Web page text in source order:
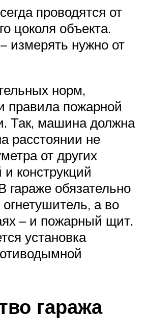
проводятся от
цоколя объекта.
измерять нужно от
норм,
правила пожарной
Так, машина должна
расстоянии не
от других
конструкций
обязательно
а во
– и пожарный щит.
установка
гаража